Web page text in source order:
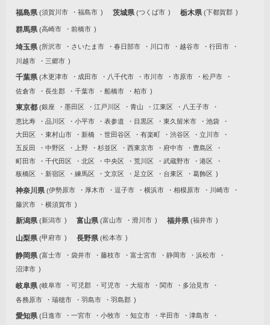
福島県 須賀川市 福島市 茨城県 つくば市 栃木県 下都賀郡
群馬県 高崎市 前橋市
埼玉県 所沢市 さいたま市 春日部市 川口市 越谷市
行田市
川越市
三郷市
千葉県 木更津市 成田市 八千代市 市川市 市原市
松戸市
佐倉市
長生郡 千葉市 船橋市 柏市
東京都 銀座 墨田区 江戸川区 青山 江東区
八王子市
恵比寿
品川区 小平市 表参道 目黒区 東久留米市
池袋
大田区
東村山市 新橋 世田谷区 有楽町 渋谷区
立川市
五反田
中野区 上野 杉並区 西東京市 府中市
豊島区
町田市
千代田区 北区 中央区 荒川区 武蔵野市
港区
板橋区
新宿区 練馬区 文京区 足立区 台東区 葛飾区
神奈川県 伊勢原市 厚木市 逗子市 横浜市 相模原市
川崎市
藤沢市
横須賀市
新潟県 新潟市 富山県 富山市 滑川市 福井県 福井市
山梨県 甲府市 長野県 松本市
静岡県 富士市 袋井市 藤枝市 富士宮市 静岡市
浜松市
沼津市
岐阜県 岐阜市 可児郡 可児市 大垣市 関市
多治見市
各務原市
瑞穂市 羽島市 羽島郡
愛知県 日進市 一宮市 小牧市 知立市 半田市
津島市